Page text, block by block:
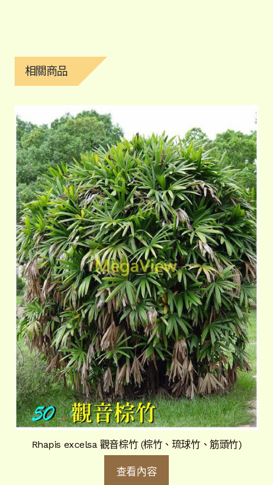
相關商品
Rhapis excelsa 觀音棕竹 (棕竹、琉球竹、筋頭竹)
查看內容